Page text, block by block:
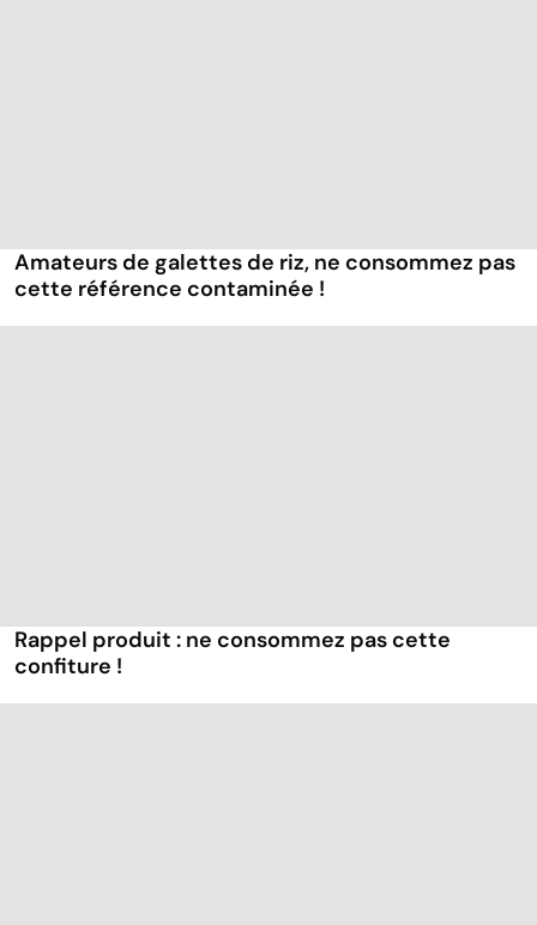
Amateurs de galettes de riz, ne consommez pas
cette référence contaminée !
Rappel produit : ne consommez pas cette
confiture !